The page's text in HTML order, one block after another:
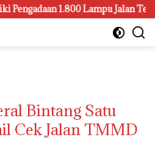
1.800 Lampu Jalan Tenaga
Bintang Satu
Cek Jalan TMMD